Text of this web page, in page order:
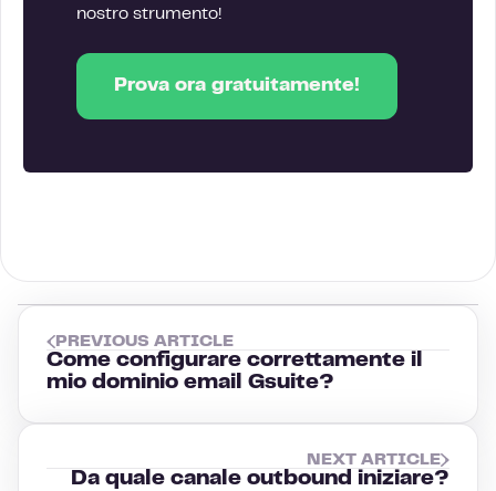
nostro strumento!
Prova ora gratuitamente!
PREVIOUS ARTICLE
Come configurare correttamente il
mio dominio email Gsuite?
NEXT ARTICLE
Da quale canale outbound iniziare?